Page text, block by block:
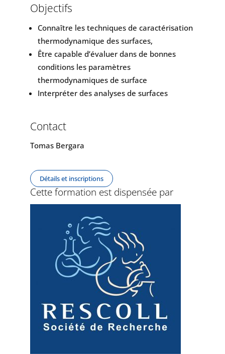
Objectifs
Connaître les techniques de caractérisation
thermodynamique des surfaces,
Être capable d’évaluer dans de bonnes
conditions les paramètres
thermodynamiques de surface
Interpréter des analyses de surfaces
Contact
Tomas Bergara
Détails et inscriptions
Cette formation est dispensée par